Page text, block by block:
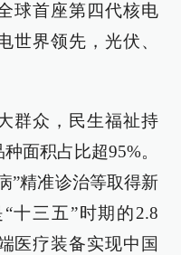
球首座第四代核电
世界领先，光伏、
群众，民生福祉持
面积占比超95%。
”精准诊治等取得新
十三五”时期的2.8
医疗装备实现中国